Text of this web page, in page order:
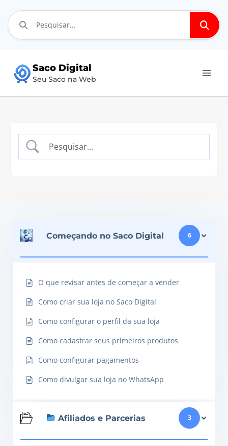
para
Saco Digital
Seu Saco na Web
Começando no Saco Digital 6
O que revisar antes de começar a vender
Como criar sua loja no Saco Digital
Como configurar o perfil da sua loja
Como cadastrar seus primeiros produtos
Como configurar pagamentos
Como divulgar sua loja no WhatsApp
Afiliados e Parcerias 3